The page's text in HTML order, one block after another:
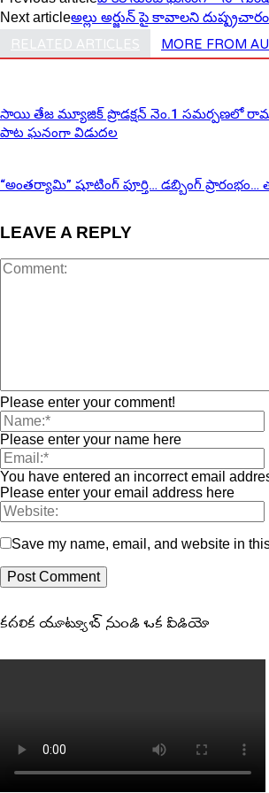
Next articleఅల్లు అర్జున్ పై కావాలని
RELATED ARTICLES MORE FROM
సాయి తేజ మ్యూజిక్ ప్రొడక్షన్ నెం.1 సమర్పణలో
పాట ఘనంగా విడుదల
“అంతర్యామి” షూటింగ్ పూర్తి… డబ్బింగ్ ప్రారంభం…
LEAVE A REPLY
Please enter your comment!
Please enter your name here
You have entered an incorrect email
Please enter your email address here
Save my name, email, and website in
కదలిక యూట్యూబ్ నుండి ఒక వీడియో